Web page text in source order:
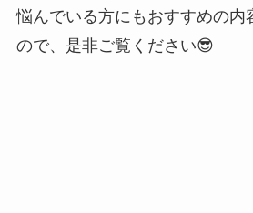
悩んでいる方にもおすすめの内
ので、是非ご覧ください😎